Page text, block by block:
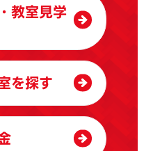
教室見学
を探す